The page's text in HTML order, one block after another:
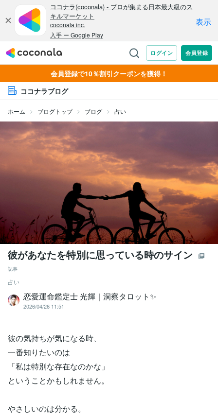
会員登録で10％割引クーポンを獲得！
ココナラブログ
ホーム ブログトップ ブログ 占い
彼があなたを特別に思っている時のサイン
記事
占い
恋愛運命鑑定士 光輝｜洞察タロット✨️
2026/04/26 11:51
彼の気持ちが気になる時、
一番知りたいのは
「私は特別な存在なのかな」
ということかもしれません。
やさしいのは分かる。